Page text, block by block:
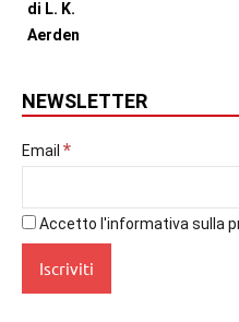
NEWSLETTER
Email *
Accetto l'informativa sulla